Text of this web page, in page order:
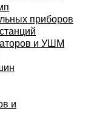
приборов
и УШМ
и